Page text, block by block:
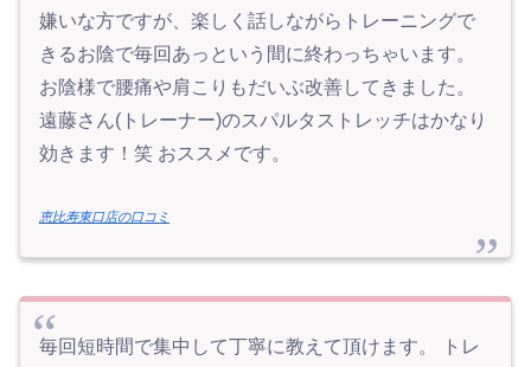
嫌いな方ですが、楽しく話しながらトレーニングで
きるお陰で毎回あっという間に終わっちゃいます。
お陰様で腰痛や肩こりもだいぶ改善してきました。
遠藤さん(トレーナー)のスパルタストレッチはかなり
効きます！笑 おススメです。
恵比寿東口店の口コミ
毎回短時間で集中して丁寧に教えて頂けます。 トレ